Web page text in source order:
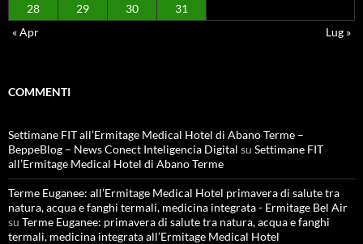
28
29 30
31
« Apr
Lug »
COMMENTI
Settimane FIT all’Ermitage Medical Hotel di Abano Terme –
BeppeBlog – News Conect Inteligencia Digital su Settimane FIT
all’Ermitage Medical Hotel di Abano Terme
Terme Euganee: all’Ermitage Medical Hotel primavera di salute tra
natura, acqua e fanghi termali, medicina integrata - Ermitage Bel Air
su Terme Euganee: primavera di salute tra natura, acqua e fanghi
termali, medicina integrata all’Ermitage Medical Hotel